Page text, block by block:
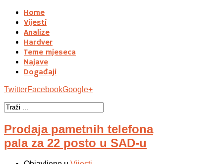
Home
Vijesti
Analize
Hardver
Teme mjeseca
Najave
Događaji
TwitterFacebookGoogle+
Prodaja pametnih telefona
pala za 22 posto u SAD-u